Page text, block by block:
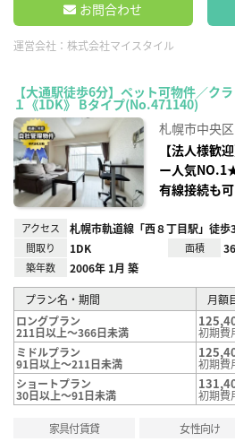
お問合わせ
運営会社： 株式会社マイスタイル
【大通駅徒歩6分】ペット可物件／ク
１《1DK》 Bタイプ(No.471140)
札幌市中央区
【法人様歓
ー人気
有線接続も可
アクセス 札幌市軌道線「西８丁目駅」徒歩
間取り 1DK 面積
築年数 2006年 1月 築
プラン名・期間
月額
ロングプラン
211日以上～366日未満
初期費
ミドルプラン
91日以上～211日未満
初期費
ショートプラン
30日以上～91日未満 初期費
家具付賃貸 女性向け